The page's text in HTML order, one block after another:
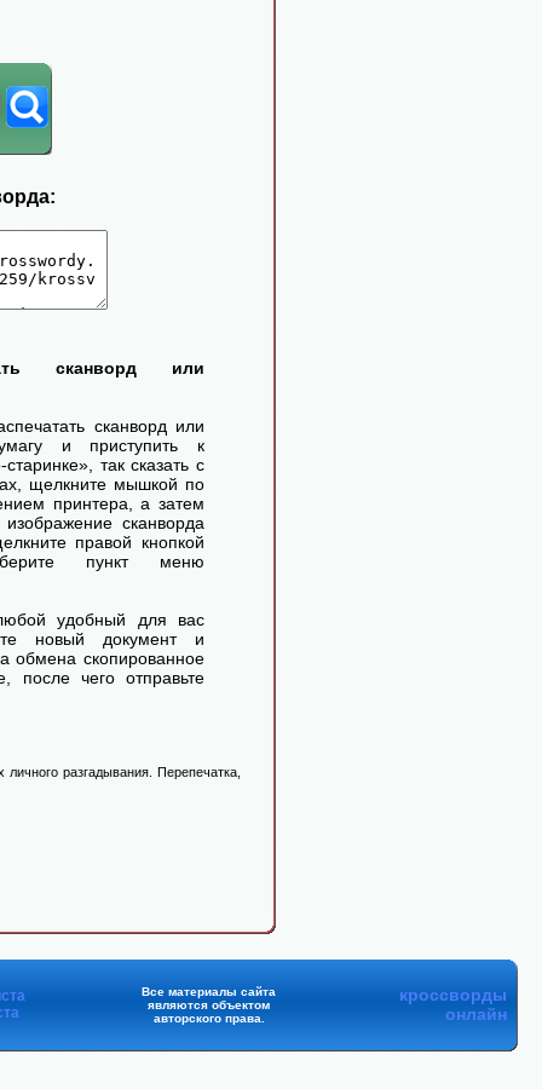
сканворд или
сканворд или
и приступить к
так сказать с
щелкните мышкой по
принтера, а затем
сканворда
правой кнопкой
пункт меню
удобный для вас
новый документ и
обмена скопированное
после чего отправьте
разгадывания. Перепечатка,
Все материалы сайта
являются объектом
авторского права.
кроссворды
онлайн